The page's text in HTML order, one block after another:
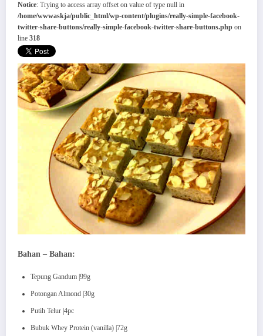
Notice: Trying to access array offset on value of type null in
/home/wwwaskja/public_html/wp-content/plugins/really-simple-facebook-
twitter-share-buttons/really-simple-facebook-twitter-share-buttons.php on
line 318
Bahan – Bahan:
Tepung Gandum |99g
Potongan Almond |30g
Putih Telur |4pc
Bubuk Whey Protein (vanilla) |72g